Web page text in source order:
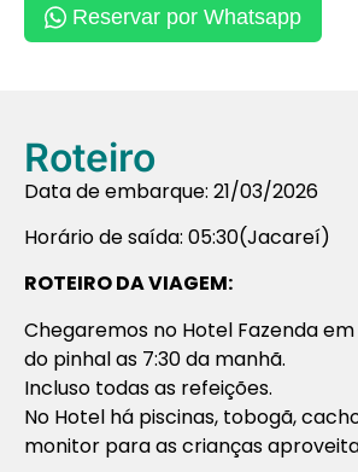
Reservar por Whatsapp
Roteiro
Data de embarque: 21/03/2026
Horário de saída: 05:30(Jacareí)
ROTEIRO DA VIAGEM:
Chegaremos no Hotel Fazenda
do pinhal as 7:30 da manhã.
Incluso todas as refeições.
No Hotel há piscinas, tobogã,
monitor para as crianças